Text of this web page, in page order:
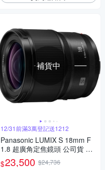
補貨中
12/31前滿3萬登記送1212
Panasonic LUMIX S 18mm F
1.8 超廣角定焦鏡頭 公司貨 S-
S18
$23,500 $24,736